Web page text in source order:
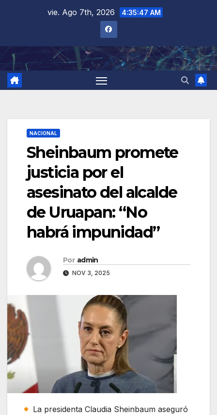
vie. Ago 7th, 2026 4:35:48 AM
NACIONAL
Sheinbaum promete
justicia por el
asesinato del alcalde
de Uruapan: “No
habrá impunidad”
Por admin
NOV 3, 2025
La presidenta Claudia Sheinbaum aseguró